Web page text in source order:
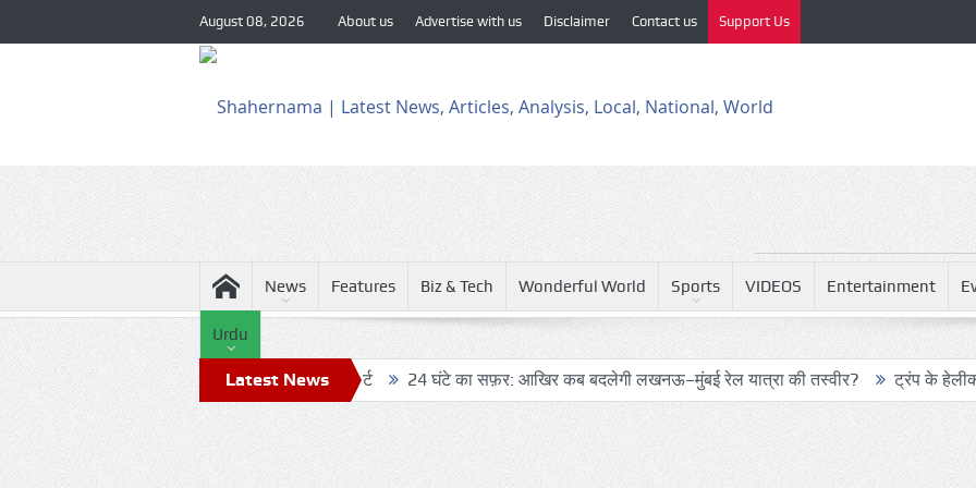
August 08, 2026 About us Advertise with us Disclaimer Contact us Support Us
News Features Biz & Tech Wonderful World Sports VIDEOS Entertainment
Urdu
Latest News
को देखते हुए सुरक्षा एजेंसियों को हाई अलर्ट 24 घंटे का सफ़र: आखिर कब बदलेगी लखनऊ–मुंबई रेल यात्रा की तस्वीर? ट्रंप के हेलीकॉप्टर और